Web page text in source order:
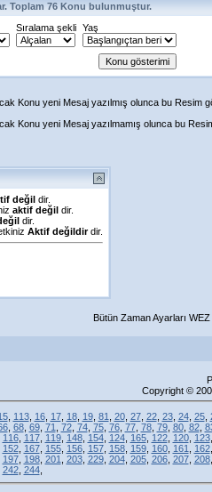
Toplam 76 Konu bulunmuştur.
Sıralama şekli Yaş
Konu yeni Mesaj yazılmış olunca bu Resim
Konu yeni Mesaj yazılmamış olunca bu
değildir.
aktif değildir.
dir.
Aktif değildirdir.
Bütün Zaman Ayarları
Copyright ©
, 113, 16, 17, 18, 19, 81 20, 27, 22, 23, 24, 25,
, 68, 69, 71 72, 74, 75, 76, 77, 78, 79, 80, 82,
116, 117, 119, 148, 154, 124, 165, 122, 120, 123
152, 167, 155, 156, 157, 158, 159, 160, 161 162
197, 198, 201 203, 229, 204, 205, 206, 207, 208
242, 244,